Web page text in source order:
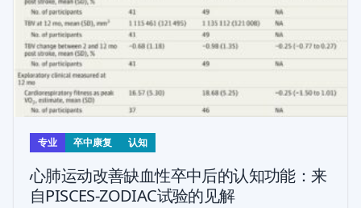
专业 卒中康复 认知
心肺运动改善缺血性卒中后的认知功能：来
自PISCES-ZODIAC试验的见解